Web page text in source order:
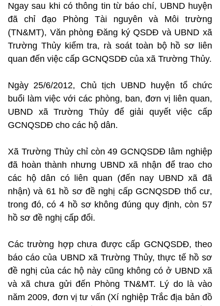
Ngay sau khi có thông tin từ báo chí, UBND huyện
đã chỉ đạo Phòng Tài nguyên và Môi trường
(TN&MT), Văn phòng Đăng ký QSDĐ và UBND xã
Trường Thủy kiểm tra, rà soát toàn bộ hồ sơ liên
quan đến việc cấp GCNQSDĐ của xã Trường Thủy.
Ngày 25/6/2012, Chủ tịch UBND huyện tổ chức
buổi làm việc với các phòng, ban, đơn vị liên quan,
UBND xã Trường Thủy để giải quyết việc cấp
GCNQSDĐ cho các hộ dân.
Xã Trường Thủy chỉ còn 49 GCNQSDĐ lâm nghiệp
đã hoàn thành nhưng UBND xã nhận để trao cho
các hộ dân có liên quan (đến nay UBND xã đã
nhận) và 61 hồ sơ đề nghị cấp GCNQSDĐ thổ cư,
trong đó, có 4 hồ sơ không đúng quy định, còn 57
hồ sơ đề nghị cấp đổi.
Các trường hợp chưa được cấp GCNQSDĐ, theo
báo cáo của UBND xã Trường Thủy, thực tế hồ sơ
đề nghị của các hộ này cũng không có ở UBND xã
và xã chưa gửi đến Phòng TN&MT. Lý do là vào
năm 2009, đơn vị tư vấn (Xí nghiệp Trắc địa bản đồ